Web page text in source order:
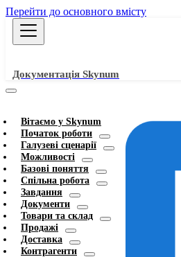
Перейти до основного вмісту
Документація Skynum
Вітаємо у Skynum
Початок роботи
Галузеві сценарії
Можливості
Базові поняття
Спільна робота
Завдання
Документи
Товари та склад
Продажі
Доставка
Контрагенти